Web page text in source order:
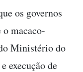
os governos
macaco-
Ministério do
execução de